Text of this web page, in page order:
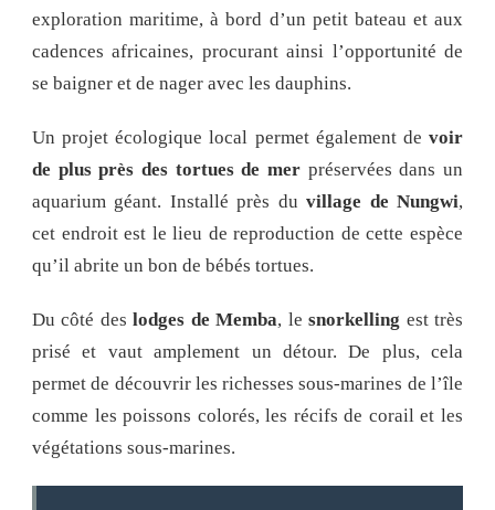
exploration maritime, à bord d’un petit bateau et aux
cadences africaines, procurant ainsi l’opportunité de
se baigner et de nager avec les dauphins.
Un projet écologique local permet également de voir
de plus près des tortues de mer préservées dans un
aquarium géant. Installé près duvillage de Nungwi,
cet endroit est le lieu de reproduction de cette espèce
qu’il abrite un bon de bébés tortues.
Du côté deslodges de Memba, lesnorkelling est très
prisé et vaut amplement un détour. De plus, cela
permet de découvrir les richesses sous-marines de l’île
comme les poissons colorés, les récifs de corail et les
végétations sous-marines.